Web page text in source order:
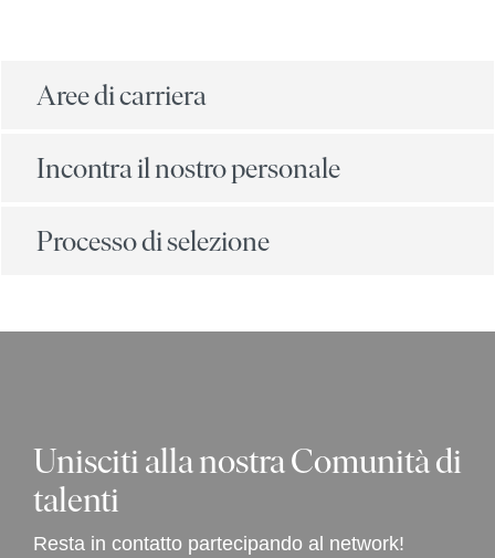
Aree di carriera
Incontra il nostro personale
Processo di selezione
Unisciti alla nostra Comunità di
talenti
Resta in contatto partecipando al network!